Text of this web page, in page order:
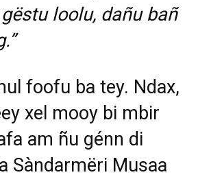
loolu, dañu bañ
foofu ba tey. Ndax,
xel mooy bi mbir
am ñu génn di
Sàndarmëri Musaa